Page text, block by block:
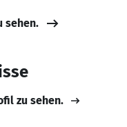
sehen.
zu sehen.